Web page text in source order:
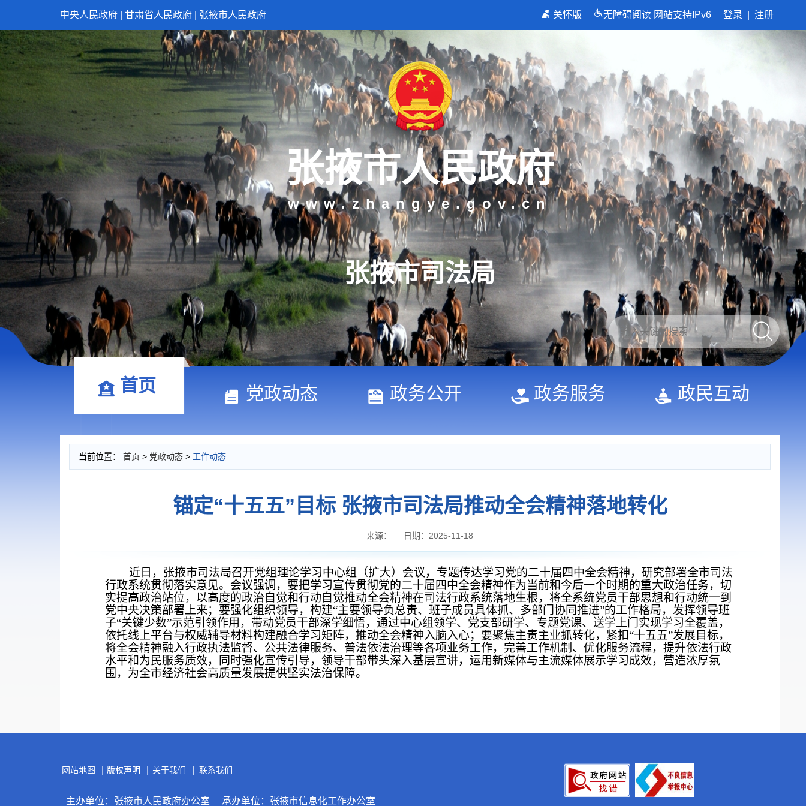
中央人民政府 甘肃省人民政府 张掖市人民政府 关怀版 无障碍阅读 网站支持IPv6 登录 注册
张掖市人民政府
www.zhangye.gov.cn
张掖市司法局
首页 党政动态 政务公开 政务服务 政民互动
当前位置： 首页 > 党政动态 > 工作动态
锚定“十五五”目标 张掖市司法局推动全会精神落地转化
来源： 日期：2025-11-18
近日，张掖市司法局召开党组理论学习中心组（扩大）会议，专题传达学习党的二十届四中全会精神，研究部署全市司法
行政系统贯彻落实意见。会议强调，要把学习宣传贯彻党的二十届四中全会精神作为当前和今后一个时期的重大政治任务，切
实提高政治站位，以高度的政治自觉和行动自觉推动全会精神在司法行政系统落地生根，将全系统党员干部思想和行动统一到
党中央决策部署上来；要强化组织领导，构建“主要领导负总责、班子成员具体抓、多部门协同推进”的工作格局，发挥领导班
子“关键少数”示范引领作用，带动党员干部深学细悟，通过中心组领学、党支部研学、专题党课、送学上门实现学习全覆盖，
依托线上平台与权威辅导材料构建融合学习矩阵，推动全会精神入脑入心；要聚焦主责主业抓转化，紧扣“十五五”发展目标，
将全会精神融入行政执法监督、公共法律服务、普法依法治理等各项业务工作，完善工作机制、优化服务流程，提升依法行政
水平和为民服务质效，同时强化宣传引导，领导干部带头深入基层宣讲，运用新媒体与主流媒体展示学习成效，营造浓厚氛
围，为全市经济社会高质量发展提供坚实法治保障。
网站地图 版权声明 关于我们 联系我们
主办单位：张掖市人民政府办公室 承办单位：张掖市信息化工作办公室